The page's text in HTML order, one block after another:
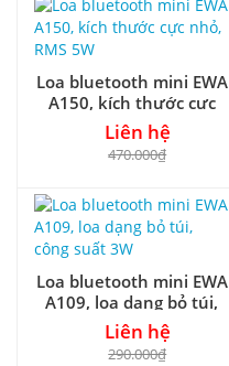
Loa bluetooth mini EWA
A150, kích thước cực
nhỏ, RMS 5W
Liên hệ
470.000₫
Loa bluetooth mini EWA
A109, loa dạng bỏ túi,
công suất 3W
Liên hệ
290.000₫